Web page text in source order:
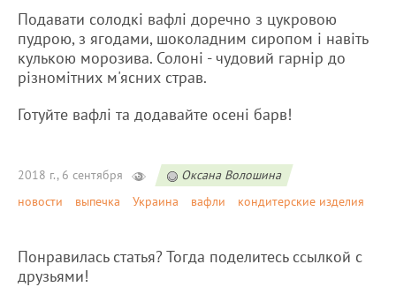
Подавати солодкі вафлі доречно з цукровою
пудрою, з ягодами, шоколадним сиропом і навіть
кулькою морозива. Солоні - чудовий гарнір до
різномітних м'ясних страв.
Готуйте вафлі та додавайте осені барв!
2018 г., 6 сентября
Оксана Волошина
новости
выпечка Украина вафли кондитерские изделия
Понравилась статья? Тогда поделитесь ссылкой с
друзьями!